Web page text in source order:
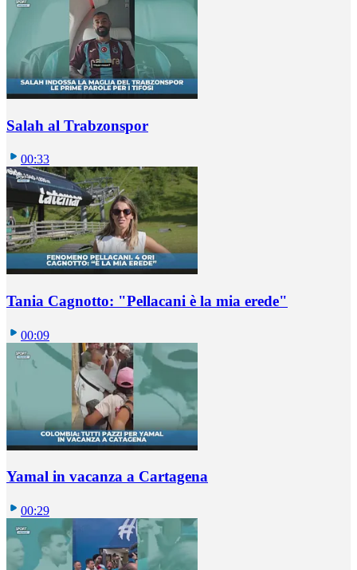
Salah al Trabzonspor
00:33
Tania Cagnotto: "Pellacani è la mia erede"
00:09
Yamal in vacanza a Cartagena
00:29